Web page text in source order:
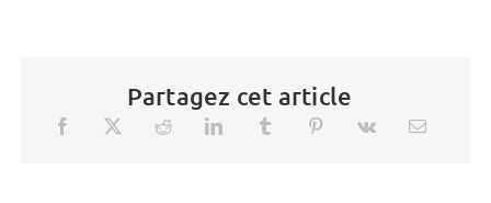
Partagez cet article